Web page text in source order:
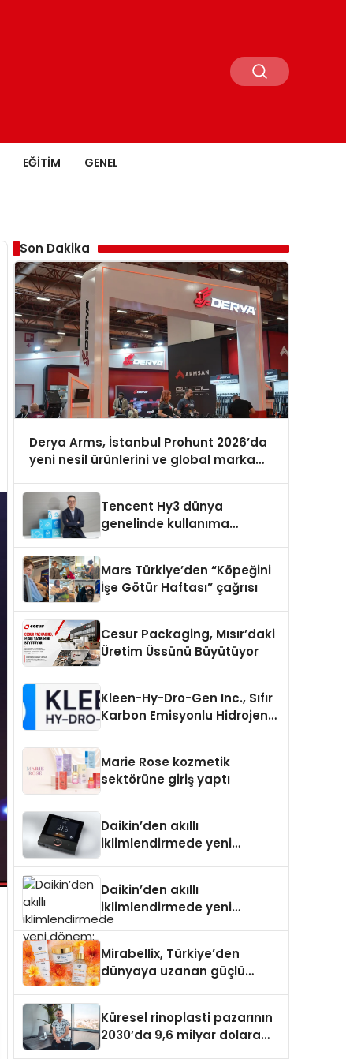
EĞITIM GENEL
Son Dakika
Derya Arms, İstanbul Prohunt 2026’da
yeni nesil ürünlerini ve global marka
Tencent Hy3 dünya
genelinde kullanıma
Mars Türkiye’den “Köpeğini
İşe Götür Haftası” çağrısı
Cesur Packaging, Mısır’daki
Üretim Üssünü Büyütüyor
Kleen-Hy-Dro-Gen Inc., Sıfır
Karbon Emisyonlu Hidrojen
Aldı
Marie Rose kozmetik
sektörüne giriş yaptı
Daikin’den akıllı
iklimlendirmede yeni
Daikin’den akıllı
iklimlendirmede yeni
dönem: Madoka Plus
Mirabellix, Türkiye’den
dünyaya uzanan güçlü
Küresel rinoplasti pazarının
2030’da 9,6 milyar dolara